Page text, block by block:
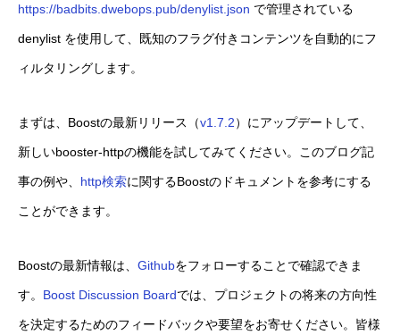
https://badbits.dwebops.pub/denylist.json で管理されている
denylist を使用して、既知のフラグ付きコンテンツを自動的にフ
ィルタリングします。
まずは、Boostの最新リリース（v1.7.2）にアップデートして、
新しいbooster-httpの機能を試してみてください。このブログ記
事の例や、 http検索に関するBoostのドキュメントを参考にする
ことができます。
Boostの最新情報は、 Githubをフォローすることで確認できま
す。 Boost Discussion Boardでは、プロジェクトの将来の方向性
を決定するためのフィードバックや要望をお寄せください。皆様